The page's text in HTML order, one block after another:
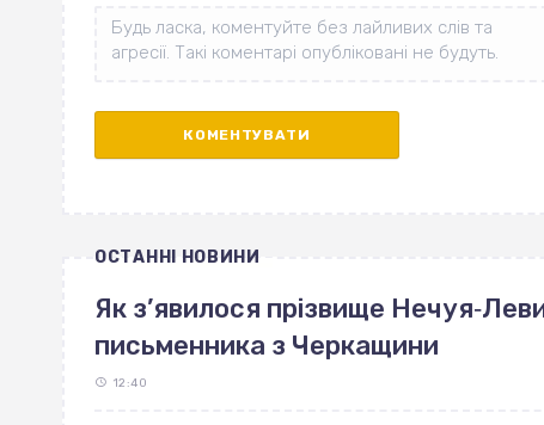
ОСТАННІ НОВИНИ
Як з’явилося прізвище
письменника з Черкащини
12:40